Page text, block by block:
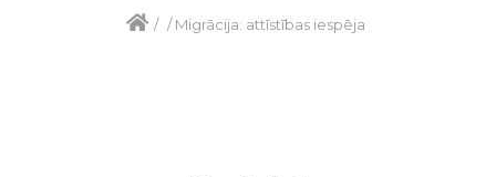
/ /Migrācija: attīstības iespēja